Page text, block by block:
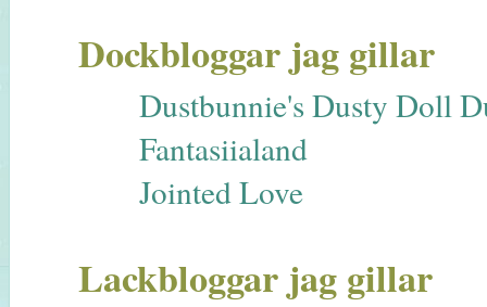
Dockbloggar jag gillar
Dustbunnie's Dusty Doll
Fantasiialand
Jointed Love
Lackbloggar jag gillar